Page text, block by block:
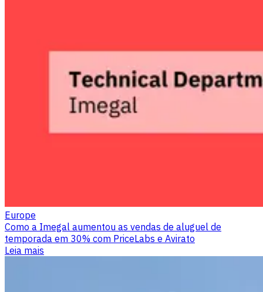
Europe
Como a Imegal aumentou as vendas de aluguel de
temporada em 30% com PriceLabs e Avirato
Leia mais